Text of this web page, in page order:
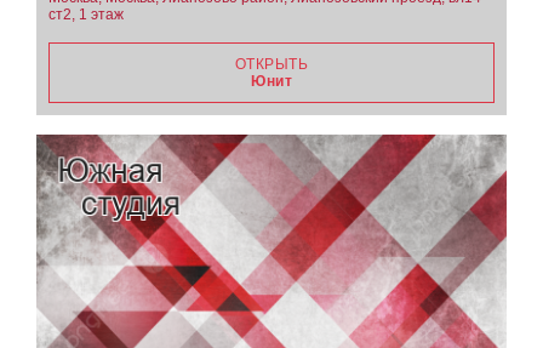
ст2, 1 этаж
ОТКРЫТЬ
Юнит